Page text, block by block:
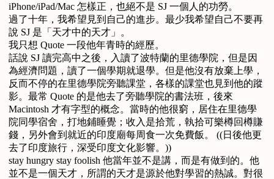
iPhone/iPad/Mac 怎樣正，也絕不是 SJ 一個人的功勞。
過了十年，我希望見到自己的進步。最少我希望自己不要再
說 SJ 是「天才中的天才」。
我只想 Quote 一段他年青時的經歷。
話說 SJ 讀完高中之後，入讀了波特蘭的里德學院，但是因
為經濟問題，讀了一個學期就退學。但是他沒有放棄上學，
反而不停的在里德學院旁聽課堂，各樣的課堂也見到他的蹤
影。最常 Quote 的是他去了旁聽學院的書法班，後來
Macintosh 才有字型的概念。當時的他很窮，居住在里德學
院同學宿舍，打地鋪睡覺；收入是拾荒，執拾可樂樽回樽賺
錢，另外會到就近的印度廟每周食一次免費飯。 ((日後他更
去了印度旅行，深受印度文化影響。))
stay hungry stay foolish 他當年並不是講，而是有做到的。他
並不是一個天才，所謂的天才是源於他對學習的熱誠。對很